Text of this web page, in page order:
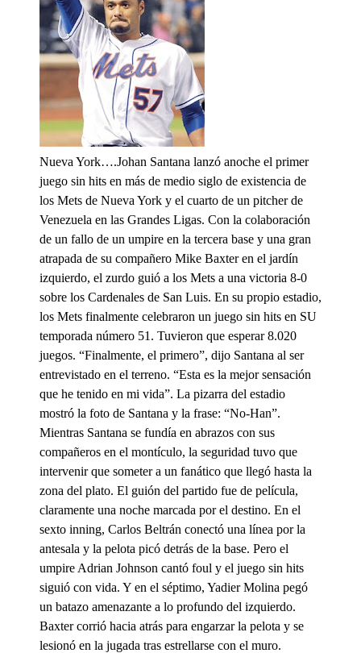
Nueva York….Johan Santana lanzó anoche el primer
juego sin hits en más de medio siglo de existencia de
los Mets de Nueva York y el cuarto de un pitcher de
Venezuela en las Grandes Ligas. Con la colaboración
de un fallo de un umpire en la tercera base y una gran
atrapada de su compañero Mike Baxter en el jardín
izquierdo, el zurdo guió a los Mets a una victoria 8-0
sobre los Cardenales de San Luis. En su propio estadio,
los Mets finalmente celebraron un juego sin hits en SU
temporada número 51. Tuvieron que esperar 8.020
juegos. “Finalmente, el primero”, dijo Santana al ser
entrevistado en el terreno. “Esta es la mejor sensación
que he tenido en mi vida”. La pizarra del estadio
mostró la foto de Santana y la frase: “No-Han”.
Mientras Santana se fundía en abrazos con sus
compañeros en el montículo, la seguridad tuvo que
intervenir que someter a un fanático que llegó hasta la
zona del plato. El guión del partido fue de película,
claramente una noche marcada por el destino. En el
sexto inning, Carlos Beltrán conectó una línea por la
antesala y la pelota picó detrás de la base. Pero el
umpire Adrian Johnson cantó foul y el juego sin hits
siguió con vida. Y en el séptimo, Yadier Molina pegó
un batazo amenazante a lo profundo del izquierdo.
Baxter corrió hacia atrás para engarzar la pelota y se
lesionó en la jugada tras estrellarse con el muro.